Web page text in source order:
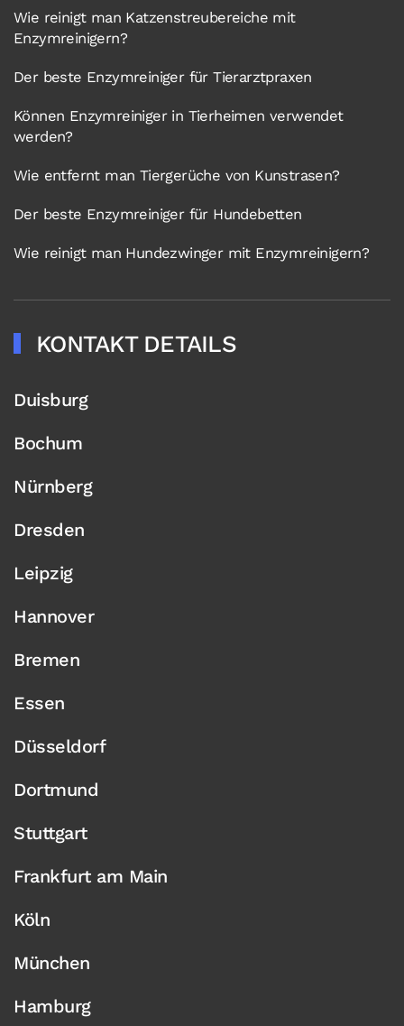
Wie reinigt man Katzenstreubereiche mit
Enzymreinigern?
Der beste Enzymreiniger für Tierarztpraxen
Können Enzymreiniger in Tierheimen verwendet
werden?
Wie entfernt man Tiergerüche von Kunstrasen?
Der beste Enzymreiniger für Hundebetten
Wie reinigt man Hundezwinger mit Enzymreinigern?
KONTAKT DETAILS
Duisburg
Bochum
Nürnberg
Dresden
Leipzig
Hannover
Bremen
Essen
Düsseldorf
Dortmund
Stuttgart
Frankfurt am Main
Köln
München
Hamburg